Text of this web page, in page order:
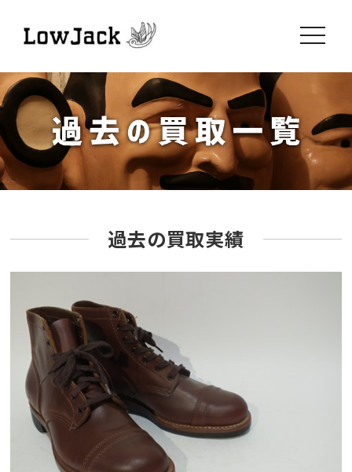
toggle
過去の買取実績